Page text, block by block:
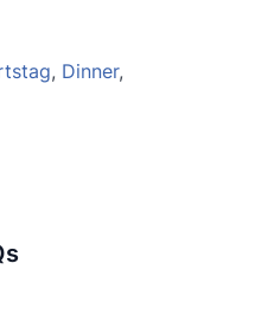
, Dinner,